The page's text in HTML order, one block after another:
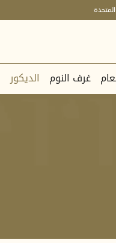
غرف النوم الديكور